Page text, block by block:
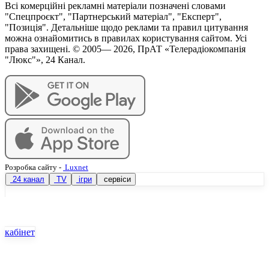
Всі комерційні рекламні матеріали позначені словами
"Спецпроєкт", "Партнерський матеріал", "Експерт",
"Позиція". Детальніше щодо реклами та правил цитування
можна ознайомитись в правилах користування сайтом. Усі
права захищені. © 2005— 2026, ПрАТ «Телерадіокомпанія
"Люкс"», 24 Канал.
Розробка сайту - Luxnet
24 канал
TV ігри сервіси
кабінет